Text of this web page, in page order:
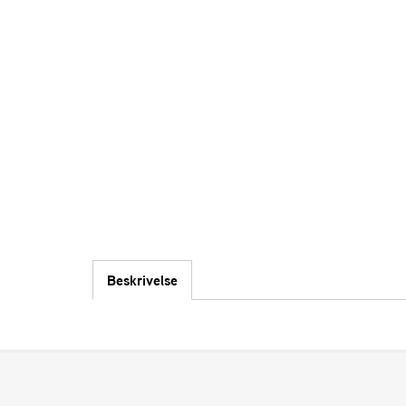
Beskrivelse